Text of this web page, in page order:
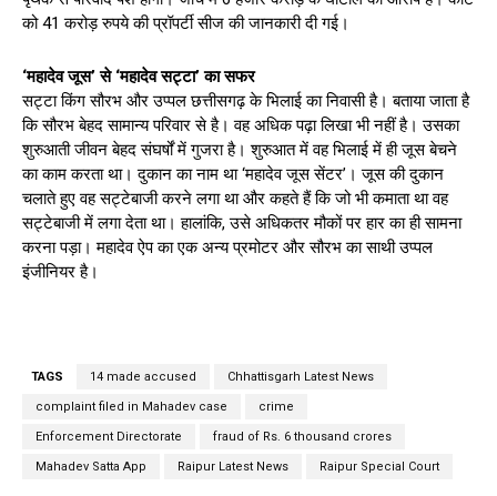
को 41 करोड़ रुपये की प्रॉपर्टी सीज की जानकारी दी गई।
‘महादेव जूस’ से ‘महादेव सट्टा’ का सफर
सट्टा किंग सौरभ और उप्पल छत्तीसगढ़ के भिलाई का निवासी है। बताया जाता है
कि सौरभ बेहद सामान्य परिवार से है। वह अधिक पढ़ा लिखा भी नहीं है। उसका
शुरुआती जीवन बेहद संघर्षों में गुजरा है। शुरुआत में वह भिलाई में ही जूस बेचने
का काम करता था। दुकान का नाम था ‘महादेव जूस सेंटर’। जूस की दुकान
चलाते हुए वह सट्टेबाजी करने लगा था और कहते हैं कि जो भी कमाता था वह
सट्टेबाजी में लगा देता था। हालांकि, उसे अधिकतर मौकों पर हार का ही सामना
करना पड़ा। महादेव ऐप का एक अन्य प्रमोटर और सौरभ का साथी उप्पल
इंजीनियर है।
TAGS 14 made accused Chhattisgarh Latest News
complaint filed in Mahadev case crime
Enforcement Directorate fraud of Rs. 6 thousand crores
Mahadev Satta App Raipur Latest News Raipur Special Court